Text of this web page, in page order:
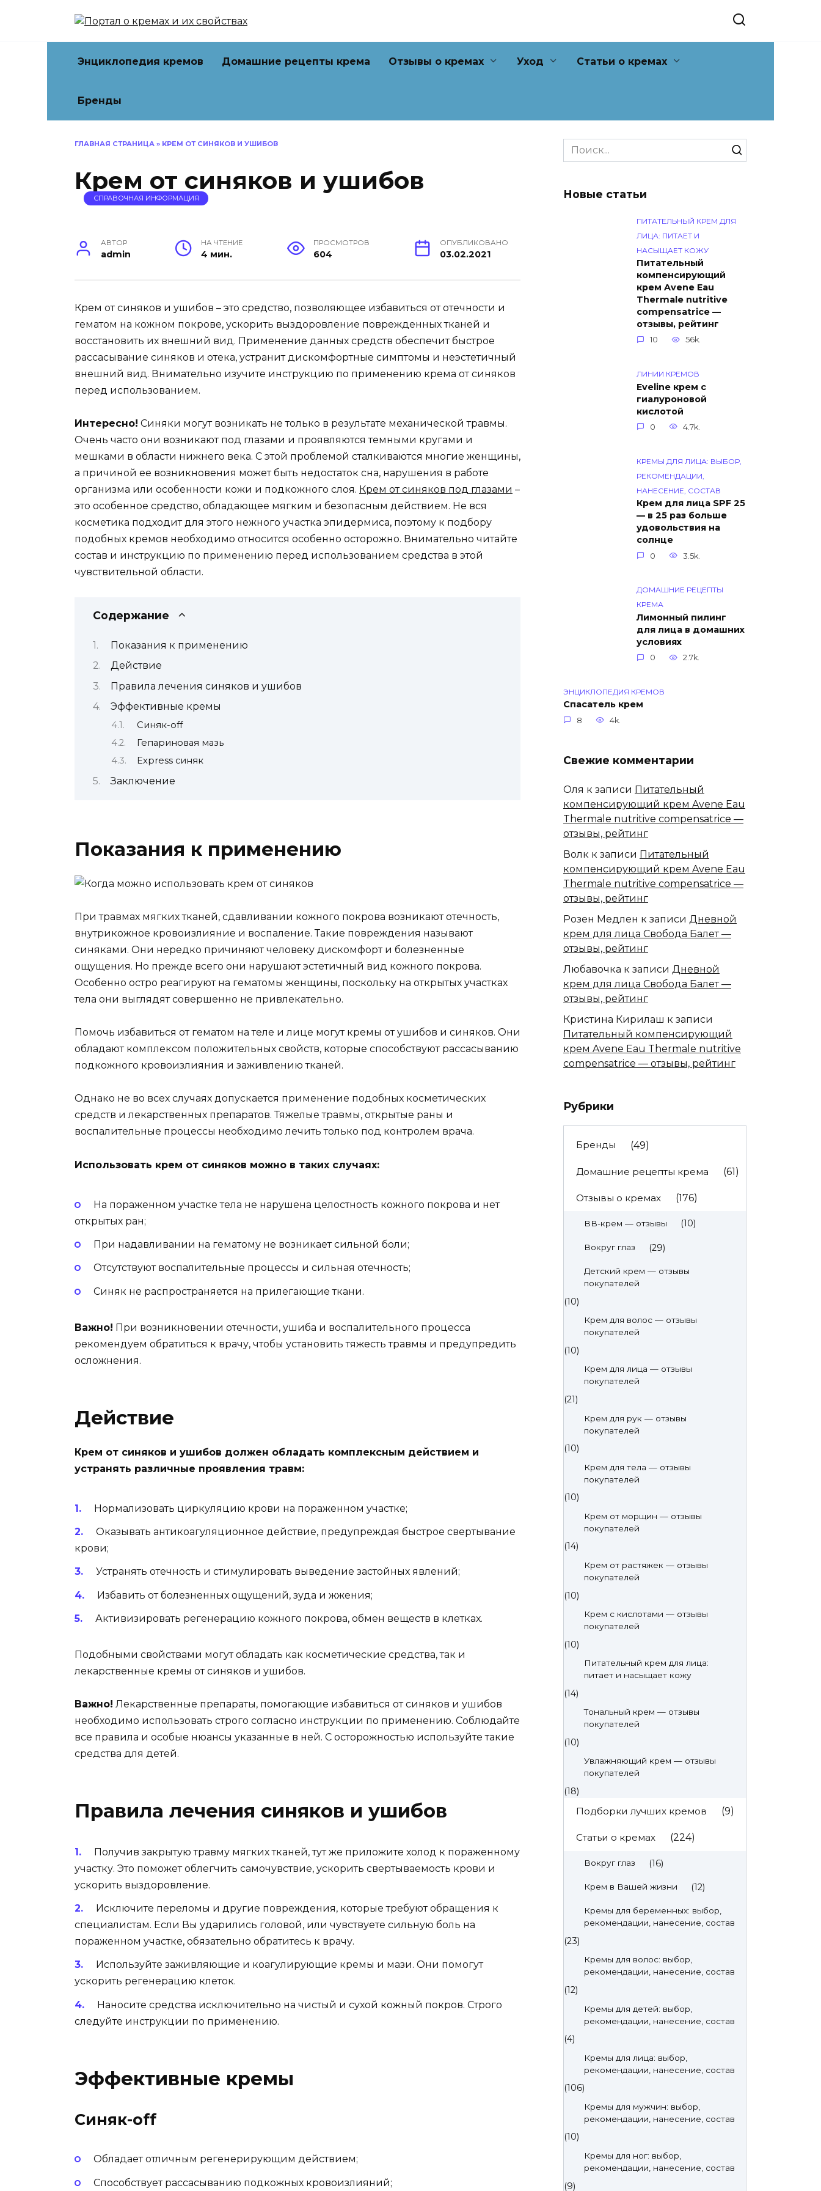
Энциклопедия кремов Домашние рецепты крема Отзывы о кремах Уход Статьи о кремах
Бренды
ГЛАВНАЯ СТРАНИЦА » КРЕМ ОТ СИНЯКОВ И УШИБОВ
Крем от синяков и ушибов
СПРАВОЧНАЯ ИНФОРМАЦИЯ
АВТОР
admin
НА ЧТЕНИЕ
4 мин.
ПРОСМОТРОВ
604
ОПУБЛИКОВАНО
03.02.2021
Крем от синяков и ушибов – это средство, позволяющее избавиться от отечности и
гематом на кожном покрове, ускорить выздоровление поврежденных тканей и
восстановить их внешний вид. Применение данных средств обеспечит быстрое
рассасывание синяков и отека, устранит дискомфортные симптомы и неэстетичный
внешний вид. Внимательно изучите инструкцию по применению крема от синяков
перед использованием.
Интересно! Синяки могут возникать не только в результате механической травмы.
Очень часто они возникают под глазами и проявляются темными кругами и
мешками в области нижнего века. С этой проблемой сталкиваются многие женщины,
а причиной ее возникновения может быть недостаток сна, нарушения в работе
организма или особенности кожи и подкожного слоя. Крем от синяков под глазами –
это особенное средство, обладающее мягким и безопасным действием. Не вся
косметика подходит для этого нежного участка эпидермиса, поэтому к подбору
подобных кремов необходимо относится особенно осторожно. Внимательно читайте
состав и инструкцию по применению перед использованием средства в этой
чувствительной области.
Содержание
Показания к применению
Действие
Правила лечения синяков и ушибов
Эффективные кремы
Синяк-off
Гепариновая мазь
Express синяк
Заключение
Показания к применению
При травмах мягких тканей, сдавливании кожного покрова возникают отечность,
внутрикожное кровоизлияние и воспаление. Такие повреждения называют
синяками. Они нередко причиняют человеку дискомфорт и болезненные
ощущения. Но прежде всего они нарушают эстетичный вид кожного покрова.
Особенно остро реагируют на гематомы женщины, поскольку на открытых участках
тела они выглядят совершенно не привлекательно.
Помочь избавиться от гематом на теле и лице могут кремы от ушибов и синяков. Они
обладают комплексом положительных свойств, которые способствуют рассасыванию
подкожного кровоизлияния и заживлению тканей.
Однако не во всех случаях допускается применение подобных косметических
средств и лекарственных препаратов. Тяжелые травмы, открытые раны и
воспалительные процессы необходимо лечить только под контролем врача.
Использовать крем от синяков можно в таких случаях:
На пораженном участке тела не нарушена целостность кожного покрова и нет
открытых ран;
При надавливании на гематому не возникает сильной боли;
Отсутствуют воспалительные процессы и сильная отечность;
Синяк не распространяется на прилегающие ткани.
Важно! При возникновении отечности, ушиба и воспалительного процесса
рекомендуем обратиться к врачу, чтобы установить тяжесть травмы и предупредить
осложнения.
Действие
Крем от синяков и ушибов должен обладать комплексным действием и
устранять различные проявления травм:
Нормализовать циркуляцию крови на пораженном участке;
Оказывать антикоагуляционное действие, предупреждая быстрое свертывание
крови;
Устранять отечность и стимулировать выведение застойных явлений;
Избавить от болезненных ощущений, зуда и жжения;
Активизировать регенерацию кожного покрова, обмен веществ в клетках.
Подобными свойствами могут обладать как косметические средства, так и
лекарственные кремы от синяков и ушибов.
Важно! Лекарственные препараты, помогающие избавиться от синяков и ушибов
необходимо использовать строго согласно инструкции по применению. Соблюдайте
все правила и особые нюансы указанные в ней. С осторожностью используйте такие
средства для детей.
Правила лечения синяков и ушибов
Получив закрытую травму мягких тканей, тут же приложите холод к пораженному
участку. Это поможет облегчить самочувствие, ускорить свертываемость крови и
ускорить выздоровление.
Исключите переломы и другие повреждения, которые требуют обращения к
специалистам. Если Вы ударились головой, или чувствуете сильную боль на
пораженном участке, обязательно обратитесь к врачу.
Используйте заживляющие и коагулирующие кремы и мази. Они помогут
ускорить регенерацию клеток.
Наносите средства исключительно на чистый и сухой кожный покров. Строго
следуйте инструкции по применению.
Эффективные кремы
Синяк-off
Обладает отличным регенерирующим действием;
Способствует рассасыванию подкожных кровоизлияний;
Search
for:
Новые статьи
ПИТАТЕЛЬНЫЙ КРЕМ ДЛЯ
ЛИЦА: ПИТАЕТ И
НАСЫЩАЕТ КОЖУ
Питательный
компенсирующий
крем Avene Eau
Thermale nutritive
compensatrice —
отзывы, рейтинг
10 56k.
ЛИНИИ КРЕМОВ
Eveline крем с
гиалуроновой
кислотой
0 4.7k.
КРЕМЫ ДЛЯ ЛИЦА: ВЫБОР,
РЕКОМЕНДАЦИИ,
НАНЕСЕНИЕ, СОСТАВ
Крем для лица SPF 25
— в 25 раз больше
удовольствия на
солнце
0 3.5k.
ДОМАШНИЕ РЕЦЕПТЫ
КРЕМА
Лимонный пилинг
для лица в домашних
условиях
0 2.7k.
ЭНЦИКЛОПЕДИЯ КРЕМОВ
Спасатель крем
8 4k.
Свежие комментарии
Оля к записи Питательный
компенсирующий крем Avene Eau
Thermale nutritive compensatrice —
отзывы, рейтинг
Волк к записи Питательный
компенсирующий крем Avene Eau
Thermale nutritive compensatrice —
отзывы, рейтинг
Розен Медлен к записи Дневной
крем для лица Свобода Балет —
отзывы, рейтинг
Любавочка к записи Дневной
крем для лица Свобода Балет —
отзывы, рейтинг
Кристина Кирилаш к записи
Питательный компенсирующий
крем Avene Eau Thermale nutritive
compensatrice — отзывы, рейтинг
Рубрики
Бренды (49)
Домашние рецепты крема (61)
Отзывы о кремах (176)
BB-крем — отзывы (10)
Вокруг глаз (29)
Детский крем — отзывы
покупателей
(10)
Крем для волос — отзывы
покупателей
(10)
Крем для лица — отзывы
покупателей
(21)
Крем для рук — отзывы
покупателей
(10)
Крем для тела — отзывы
покупателей
(10)
Крем от морщин — отзывы
покупателей
(14)
Крем от растяжек — отзывы
покупателей
(10)
Крем с кислотами — отзывы
покупателей
(10)
Питательный крем для лица:
питает и насыщает кожу
(14)
Тональный крем — отзывы
покупателей
(10)
Увлажняющий крем — отзывы
покупателей
(18)
Подборки лучших кремов (9)
Статьи о кремах (224)
Вокруг глаз (16)
Крем в Вашей жизни (12)
Кремы для беременных: выбор,
рекомендации, нанесение, состав
(23)
Кремы для волос: выбор,
рекомендации, нанесение, состав
(12)
Кремы для детей: выбор,
рекомендации, нанесение, состав
(4)
Кремы для лица: выбор,
рекомендации, нанесение, состав
(106)
Кремы для мужчин: выбор,
рекомендации, нанесение, состав
(10)
Кремы для ног: выбор,
рекомендации, нанесение, состав
(9)